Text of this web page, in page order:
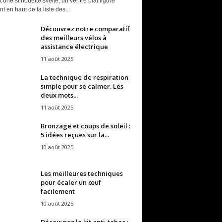
en haut de la liste des...
Découvrez notre comparatif
des meilleurs vélos à
assistance électrique
11 août 2025
La technique de respiration
simple pour se calmer. Les
deux mots...
11 août 2025
Bronzage et coups de soleil :
5 idées reçues sur la...
10 août 2025
Les meilleures techniques
pour écaler un œuf
facilement
10 août 2025